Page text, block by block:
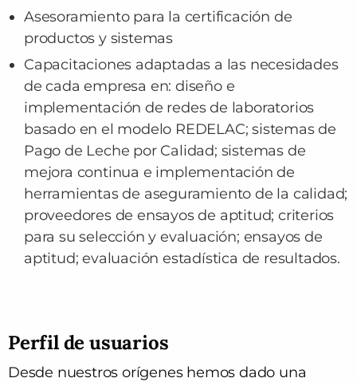
Asesoramiento para la certificación de
productos y sistemas
Capacitaciones adaptadas a las necesidades
de cada empresa en: diseño e
implementación de redes de laboratorios
basado en el modelo REDELAC; sistemas de
Pago de Leche por Calidad; sistemas de
mejora continua e implementación de
herramientas de aseguramiento de la calidad;
proveedores de ensayos de aptitud; criterios
para su selección y evaluación; ensayos de
aptitud; evaluación estadística de resultados.
Perfil de usuarios
Desde nuestros orígenes hemos dado una